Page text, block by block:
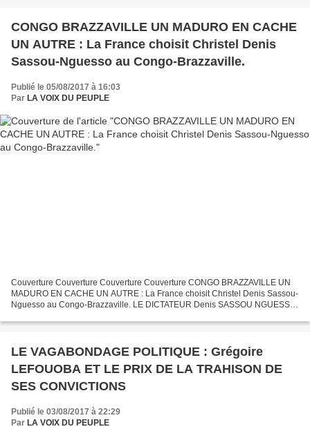
CONGO BRAZZAVILLE UN MADURO EN CACHE
UN AUTRE : La France choisit Christel Denis
Sassou-Nguesso au Congo-Brazzaville.
Publié le 05/08/2017 à 16:03
Par LA VOIX DU PEUPLE
Couverture Couverture Couverture Couverture CONGO BRAZZAVILLE UN
MADURO EN CACHE UN AUTRE : La France choisit Christel Denis Sassou-
Nguesso au Congo-Brazzaville. LE DICTATEUR Denis SASSOU NGUESSO
LE VAGABONDAGE POLITIQUE : Grégoire
LEFOUOBA ET LE PRIX DE LA TRAHISON DE
SES CONVICTIONS
Publié le 03/08/2017 à 22:29
Par LA VOIX DU PEUPLE